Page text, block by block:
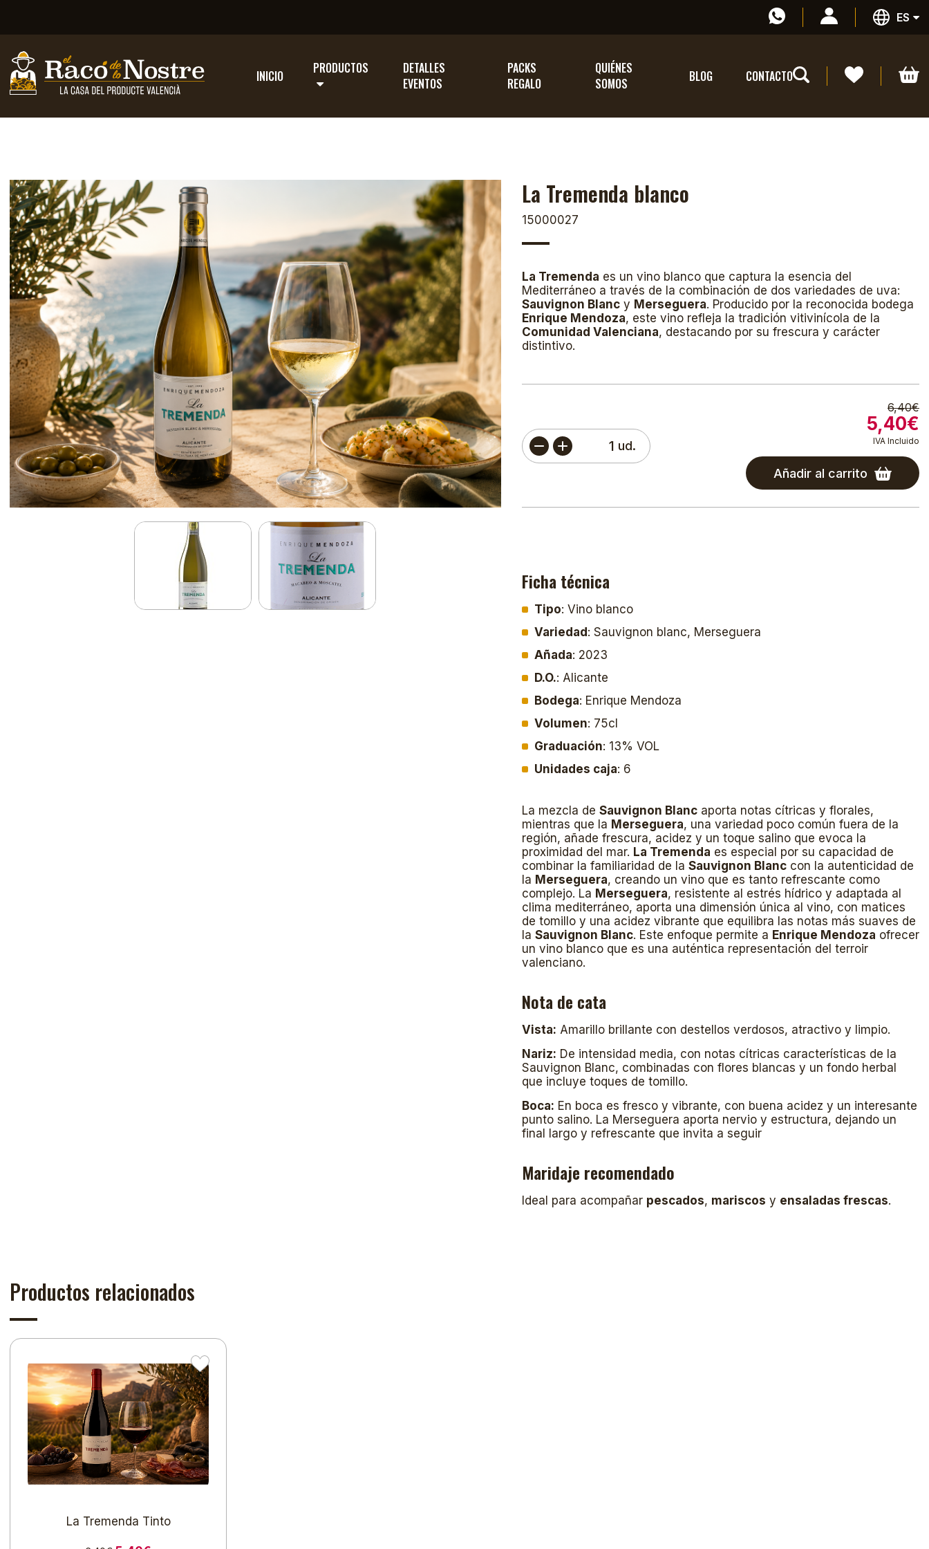
ES
INICIO PRODUCTOS
DETALLES
EVENTOS
PACKS
REGALO
QUIÉNES
SOMOS
BLOG CONTACTO
La Tremenda blanco
15000027
La Tremenda es un vino blanco que captura la esencia del
Mediterráneo a través de la combinación de dos variedades de uva:
Sauvignon Blancy Merseguera. Producido por la reconocida bodega
Enrique Mendoza, este vino refleja la tradición vitivinícola de la
Comunidad Valenciana, destacando por su frescura y carácter
distintivo.
ud.
6,40€
5,40€
IVA Incluido
Añadir al carrito
Ficha técnica
Tipo: Vino blanco
Variedad : Sauvignon blanc, Merseguera
Añada: 2023
D.O.: Alicante
Bodega: Enrique Mendoza
Volumen: 75cl
Graduación: 13% VOL
Unidades caja: 6
La mezcla de Sauvignon Blancaporta notas cítricas y florales,
mientras que la Merseguera, una variedad poco común fuera de la
región, añade frescura, acidez y un toque salino que evoca la
proximidad del mar. La Tremenda es especial por su capacidad de
combinar la familiaridad de la Sauvignon Blanccon la autenticidad de
la Merseguera, creando un vino que es tanto refrescante como
complejo. La Merseguera, resistente al estrés hídrico y adaptada al
clima mediterráneo, aporta una dimensión única al vino, con matices
de tomillo y una acidez vibrante que equilibra las notas más suaves de
la Sauvignon Blanc. Este enfoque permite a Enrique Mendoza ofrecer
un vino blanco que es una auténtica representación del terroir
valenciano.
Nota de cata
Vista: Amarillo brillante con destellos verdosos, atractivo y limpio.
Nariz: De intensidad media, con notas cítricas características de la
Sauvignon Blanc, combinadas con flores blancas y un fondo herbal
que incluye toques de tomillo.
Boca: En boca es fresco y vibrante, con buena acidez y un interesante
punto salino. La Merseguera aporta nervio y estructura, dejando un
final largo y refrescante que invita a seguir
Maridaje recomendado
Ideal para acompañar pescados, mariscos y ensaladas frescas.
Productos relacionados
La Tremenda Tinto